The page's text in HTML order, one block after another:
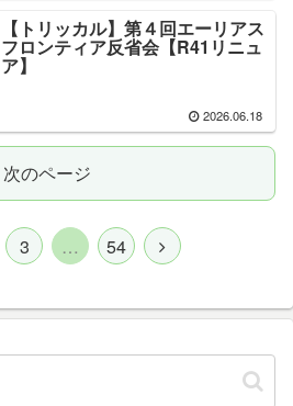
【トリッカル】第４回エーリアス
フロンティア反省会【R41リニュ
ア】
2026.06.18
次のページ
3 … 54